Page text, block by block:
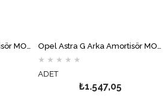
Opel Astra H Arka Amortisör MONROE
Opel Astra G Arka Amortisör MONROE
★ ★ ★ ★ ★
ADET
₺1.547,05